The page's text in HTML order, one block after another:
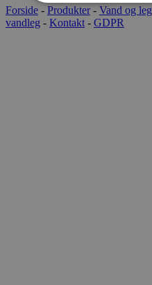
Forside - Produkter- Vand og leg
vandleg - Kontakt - GDPR